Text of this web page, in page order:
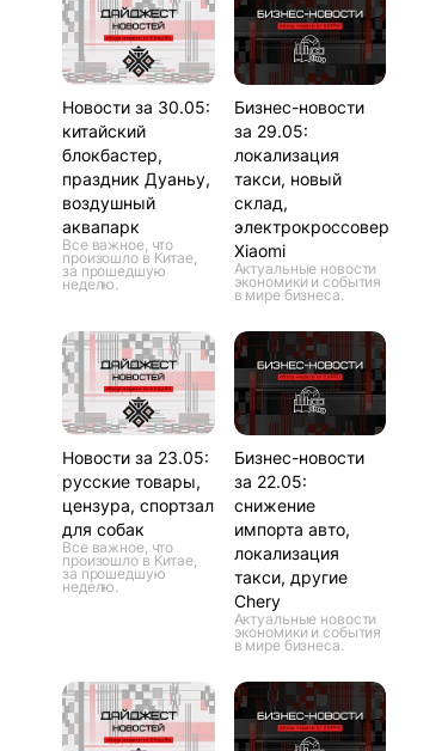
Новости за 30.05:
китайский
блокбастер,
праздник Дуаньу,
воздушный
аквапарк
Все важное, что
произошло в Китае,
за прошедшую
неделю.
Бизнес-новости
за 29.05:
локализация
такси, новый
склад,
электрокроссовер
Xiaomi
Актуальные новости
экономики и события
в мире бизнеса.
Новости за 23.05:
русские товары,
цензура, спортзал
для собак
Все важное, что
произошло в Китае,
за прошедшую
неделю.
Бизнес-новости
за 22.05:
снижение
импорта авто,
локализация
такси, другие
Chery
Актуальные новости
экономики и события
в мире бизнеса.